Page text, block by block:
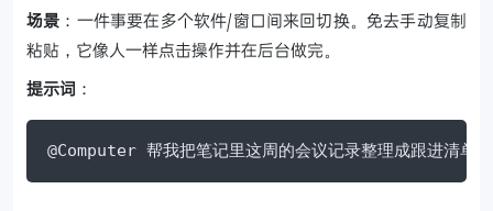
场景 ：一件事要在多个软件/窗口间来回切换。免去手动复制
粘贴，它像人一样点击操作并在后台做完。
提示词 ：
@Computer 帮我把笔记里这周的会议记录整理成跟进清单